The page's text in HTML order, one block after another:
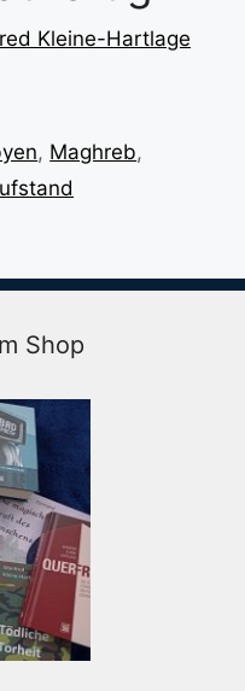
Kleine-Hartlage
, Maghreb,
Shop